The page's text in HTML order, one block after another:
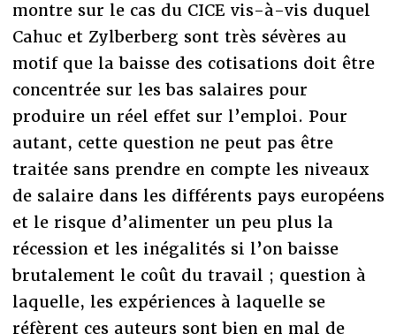
montre sur le cas du CICE vis-à-vis duquel
Cahuc et Zylberberg sont très sévères au
motif que la baisse des cotisations doit être
concentrée sur les bas salaires pour
produire un réel effet sur l’emploi. Pour
autant, cette question ne peut pas être
traitée sans prendre en compte les niveaux
de salaire dans les différents pays européens
et le risque d’alimenter un peu plus la
récession et les inégalités si l’on baisse
brutalement le coût du travail ; question à
laquelle, les expériences à laquelle se
réfèrent ces auteurs sont bien en mal de